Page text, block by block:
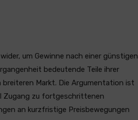
um Gewinne nach einer günstigen
bedeutende Teile ihrer
Markt. Die Argumentation ist
Zugang zu fortgeschrittenen
an kurzfristige Preisbewegungen